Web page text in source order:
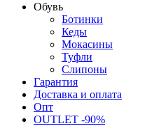
Обувь
Ботинки
Кеды
Мокасины
Туфли
Слипоны
Гарантия
Доставка и оплата
Опт
OUTLET -90%